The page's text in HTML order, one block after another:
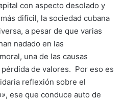
con aspecto desolado y
difícil, la sociedad cubana
a pesar de que varias
nadado en las
una de las causas
de valores. Por eso es
reflexión sobre el
, ese que conduce auto de